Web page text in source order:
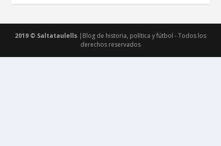
2019 © Saltataulells |Blog de historia, política y fútbol - Todos los
derechos reservados